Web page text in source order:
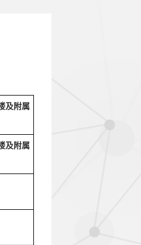
及附属
及附属